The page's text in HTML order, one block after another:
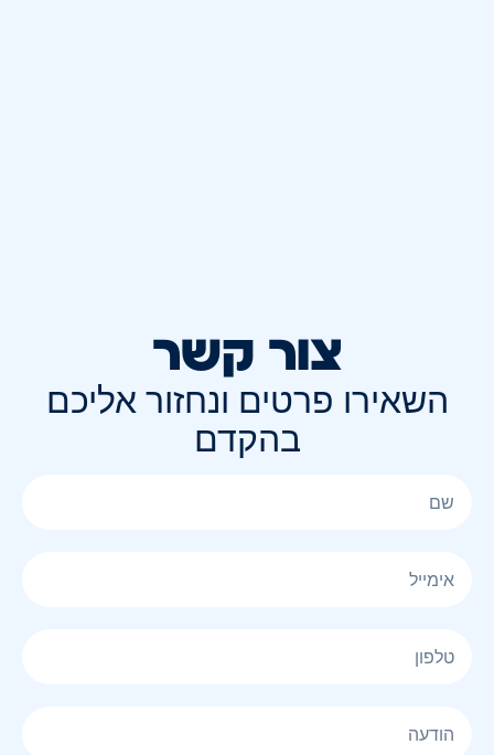
צור קשר
השאירו פרטים ונחזור אליכם
בהקדם